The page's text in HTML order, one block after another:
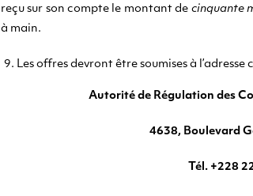
reçu sur son compte le montant de cinquante
à main.
Les offres devront être soumises à l’adresse
Autorité de Régulation des
4638, Boulevard
Tél. +228